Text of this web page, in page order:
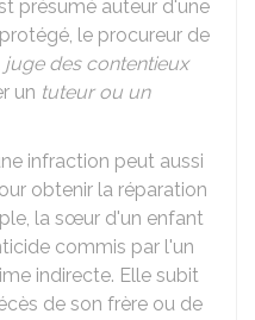
présumé auteur d'une
le procureur de
juge des contentieux
un tuteur ou un
infraction peut aussi
obtenir la réparation
la sœur d'un enfant
commis par l'un
indirecte. Elle subit
de son frère ou de